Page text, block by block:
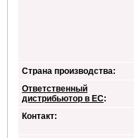
Страна производства:
Ответственный
дистрибьютор в ЕС:
Контакт: